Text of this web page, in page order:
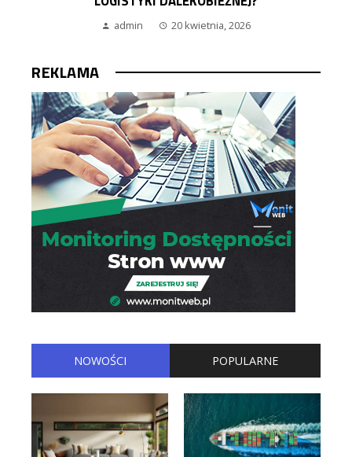
admin 20 kwietnia, 2026
REKLAMA
NOWOŚCI POPULARNE